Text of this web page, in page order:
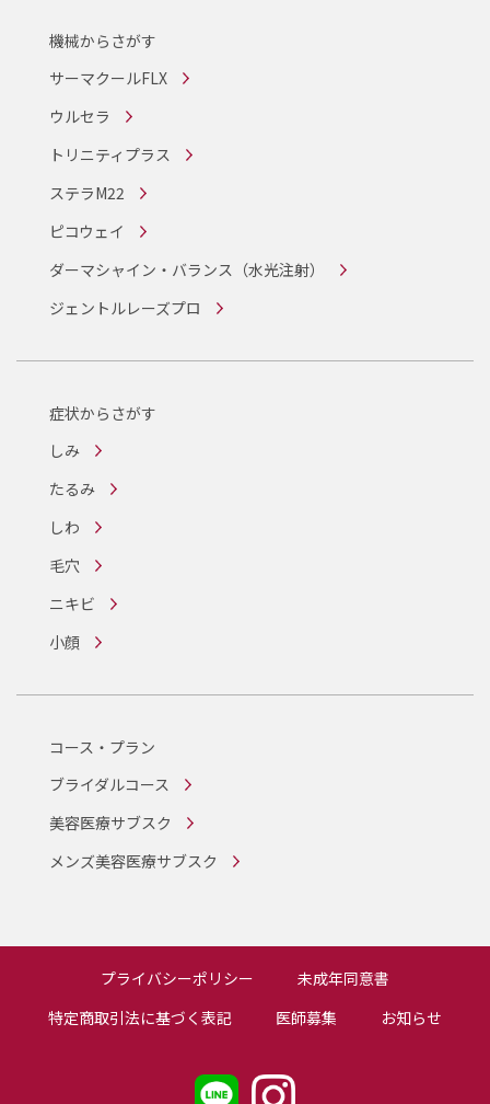
機械からさがす
サーマクールFLX
ウルセラ
トリニティプラス
ステラM22
ピコウェイ
ダーマシャイン・バランス （水光注射）
ジェントルレーズプロ
症状からさがす
しみ
たるみ
しわ
毛穴
ニキビ
小顔
コース・プラン
ブライダルコース
美容医療サブスク
メンズ美容医療サブスク
プライバシーポリシー
未成年同意書
特定商取引法に基づく表記
医師募集 お知らせ